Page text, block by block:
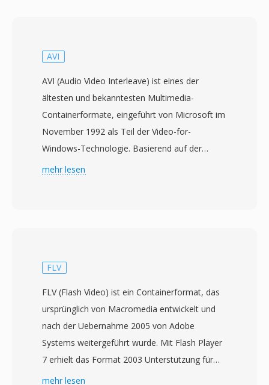
AVI
AVI (Audio Video Interleave) ist eines der
ältesten und bekanntesten Multimedia-
Containerformate, eingeführt von Microsoft im
November 1992 als Teil der Video-for-
Windows-Technologie. Basierend auf der
Resource Interchange File Format (RIFF)-
praktisch jedem Codec aufnehmen, von
modernem DivX, Xvid und H.264. Diese
Flexibilität trug zur breiten Verbreitung auf PCs
bemerkenswerte Eigenschaft ist die
unkomplizierte interne Struktur, die AVI-Dateien
mehr lesen
FLV
FLV (Flash Video) ist ein Containerformat, das
ursprünglich von Macromedia entwickelt und
nach der Uebernahme 2005 von Adobe
Systems weitergeführt wurde. Mit Flash Player
7 erhielt das Format 2003 Unterstützung für
eigenständige Wiedergabe und wurde rasch
mehr lesen